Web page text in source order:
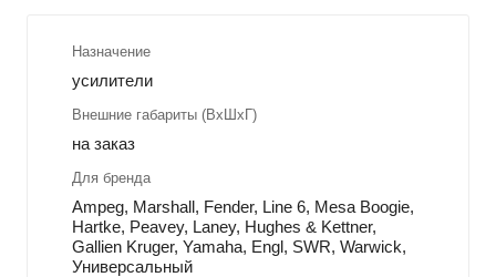
Назначение
усилители
Внешние габариты (ВхШхГ)
на заказ
Для бренда
Ampeg, Marshall, Fender, Line 6, Mesa Boogie,
Hartke, Peavey, Laney, Hughes & Kettner,
Gallien Kruger, Yamaha, Engl, SWR, Warwick,
Универсальный